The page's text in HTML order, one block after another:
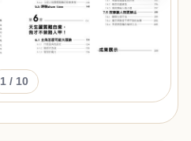
1 / 10